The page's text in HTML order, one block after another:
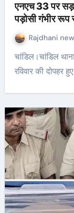
एनएच 33 पर
पड़ोसी गंभीर रूप
Rajdhani
चांडिल।चांडिल थाना क्षेत्र के शहरबेड़ा मोड़ के पास एनएच 33 पर
रविवार की दोपहर